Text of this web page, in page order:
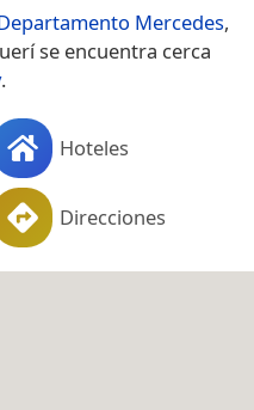
Mercedes,
se encuentra cerca
.
Hoteles
Direcciones